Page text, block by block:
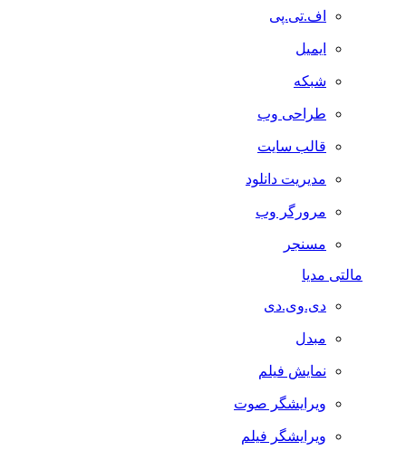
اف.تی.پی
ایمیل
شبکه
طراحی وب
قالب سایت
مدیریت دانلود
مرورگر وب
مسنجر
مالتی مدیا
دی.وی.دی
مبدل
نمایش فیلم
ویرایشگر صوت
ویرایشگر فیلم